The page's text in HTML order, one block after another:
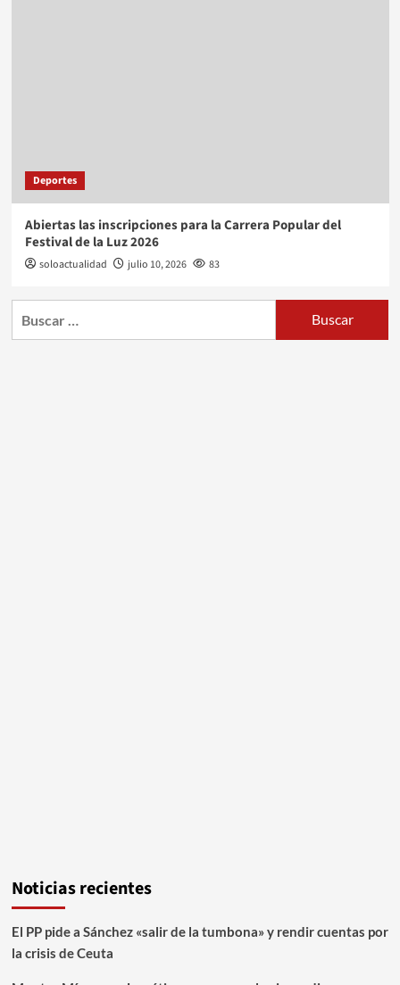
Deportes
Abiertas las inscripciones para la Carrera Popular del
Festival de la Luz 2026
soloactualidad julio 10, 2026 83
Noticias recientes
El PP pide a Sánchez «salir de la tumbona» y rendir cuentas por
la crisis de Ceuta